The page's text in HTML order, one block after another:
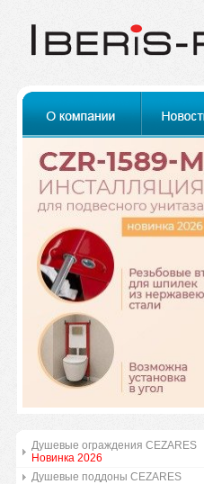
Душевые ограждения CEZARES
Новинка 2026
Душевые поддоны CEZARES